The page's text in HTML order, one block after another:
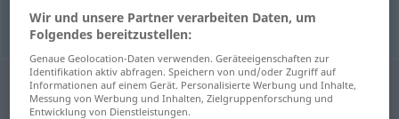
Wir und unsere Partner verarbeiten Daten, um
Folgendes bereitzustellen:
Genaue Geolocation-Daten verwenden. Geräteeigenschaften zur
Identifikation aktiv abfragen. Speichern von und/oder Zugriff auf
Informationen auf einem Gerät. Personalisierte Werbung und Inhalte,
Messung von Werbung und Inhalten, Zielgruppenforschung und
Entwicklung von Dienstleistungen.